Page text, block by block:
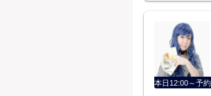
本日12:00～予